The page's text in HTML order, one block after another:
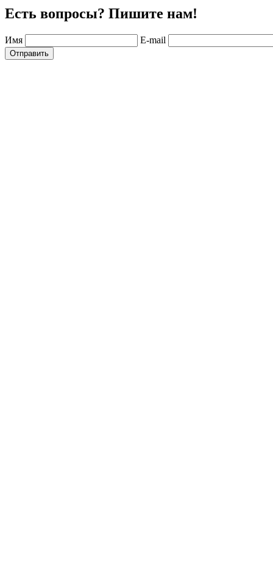
Есть вопросы? Пишите нам!
Имя E-mail